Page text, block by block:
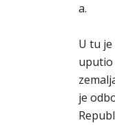
a.
U tu
uputio
je